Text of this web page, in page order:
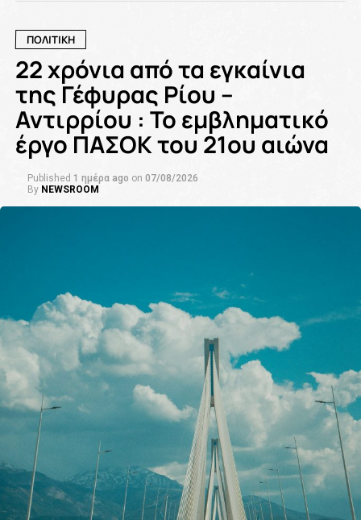
ΠΟΛΙΤΙΚΗ
22 χρόνια από τα εγκαίνια
της Γέφυρας Ρίου –
Αντιρρίου : Το εμβληματικό
έργο ΠΑΣΟΚ του 21ου αιώνα
Published 1 ημέρα ago on 07/08/2026
By NEWSROOM